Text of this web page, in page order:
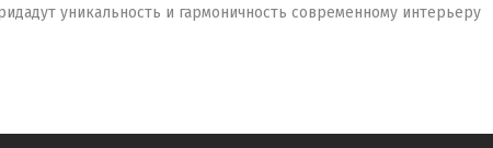
уникальность и гармоничность современному интерьеру